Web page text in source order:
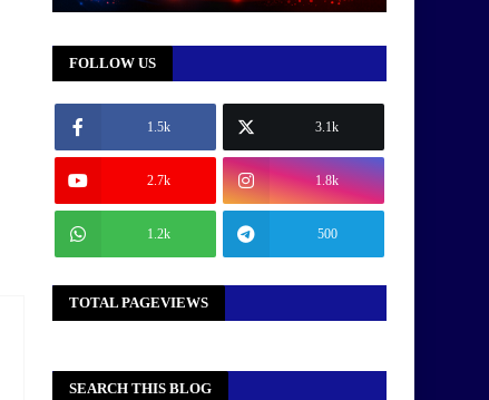
FOLLOW US
1.5k 3.1k
2.7k 1.8k
1.2k 500
TOTAL PAGEVIEWS
SEARCH THIS BLOG